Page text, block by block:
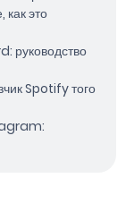
это
руководство
Spotify того